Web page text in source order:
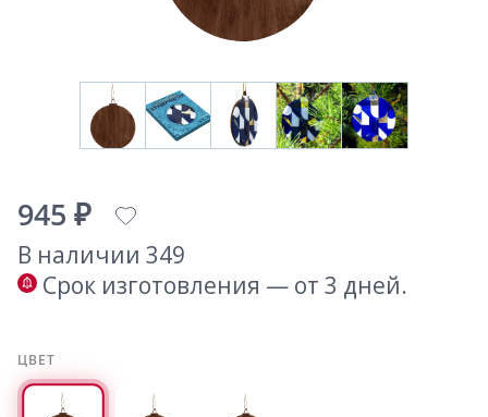
945 ₽
В наличии 349
Срок изготовления — от 3 дней.
ЦВЕТ